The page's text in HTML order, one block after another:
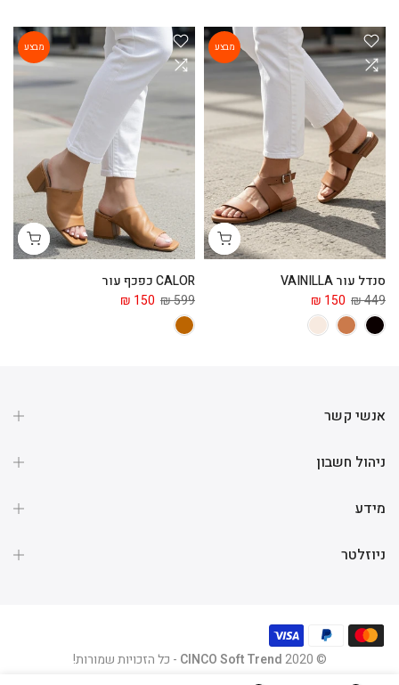
מבצע
סנדל עור VAINILLA
449 ₪
150 ₪
מבצע
CALOR כפכף עור
599 ₪
150 ₪
אנשי קשר
ניהול חשבון
מידע
ניוזלטר
© 2020
CINCO Soft Trend - כל הזכויות שמורות!